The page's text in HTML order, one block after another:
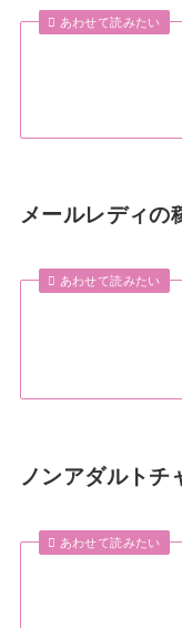
あわせて読みたい
メールレディの
あわせて読みたい
ノンアダルトチ
あわせて読みたい